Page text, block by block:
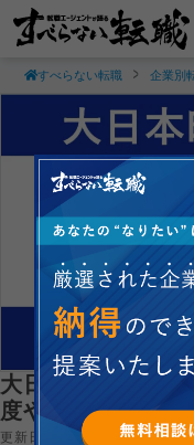
すべらない転職 企業別
大日本印刷(DNP)
度や求人情報を解
更新日：2025.04.29